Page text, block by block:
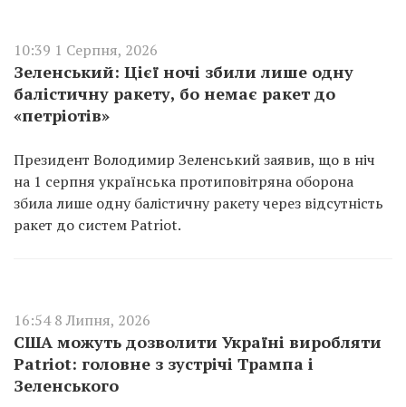
10:39 1 Серпня, 2026
Зеленський: Цієї ночі збили лише одну
балістичну ракету, бо немає ракет до
«петріотів»
Президент Володимир Зеленський заявив, що в ніч
на 1 серпня українська протиповітряна оборона
збила лише одну балістичну ракету через відсутність
ракет до систем Patriot.
16:54 8 Липня, 2026
США можуть дозволити Україні виробляти
Patriot: головне з зустрічі Трампа і
Зеленського